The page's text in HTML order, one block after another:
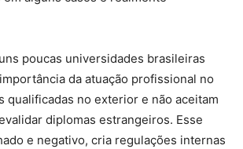
poucas universidades brasileiras
da atuação profissional no
qualificadas no exterior e não aceitam
diplomas estrangeiros. Esse
e negativo, cria regulações internas